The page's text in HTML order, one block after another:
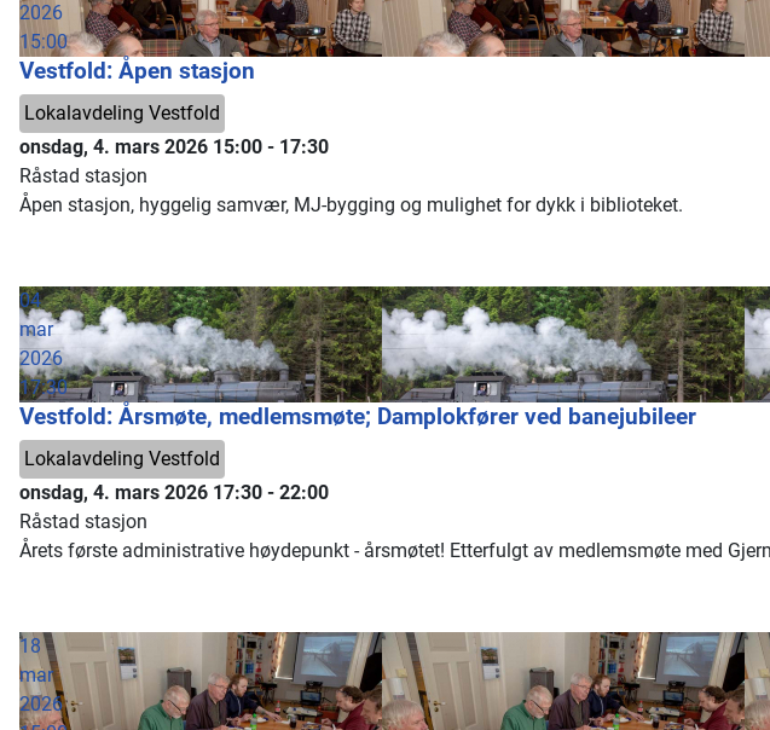
2026
15:00
Vestfold: Åpen stasjon
Lokalavdeling Vestfold
onsdag, 4. mars 2026 15:00 - 17:30
Råstad stasjon
Åpen stasjon, hyggelig samvær, MJ-bygging og mulighet for dykk i biblioteket.
04
mar
2026
17:30
Vestfold: Årsmøte, medlemsmøte; Damplokfører ved banejubileer
Lokalavdeling Vestfold
onsdag, 4. mars 2026 17:30 - 22:00
Råstad stasjon
Årets første administrative høydepunkt - årsmøtet! Etterfulgt av medlemsmøte med
18
mar
2026